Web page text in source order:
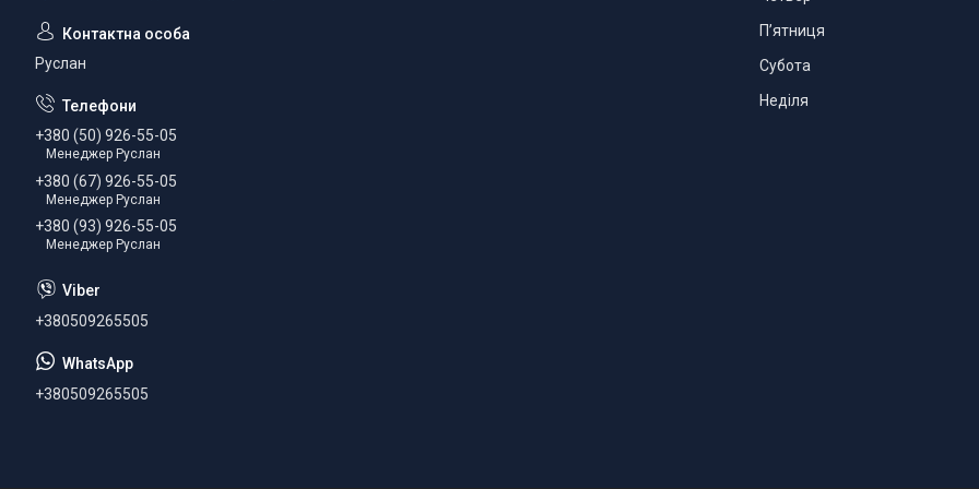
Руслан
+380 (50) 926-55-05
Менеджер Руслан
+380 (67) 926-55-05
Менеджер Руслан
+380 (93) 926-55-05
Менеджер Руслан
+380509265505
+380509265505
Пʼятниця
Субота
Неділя